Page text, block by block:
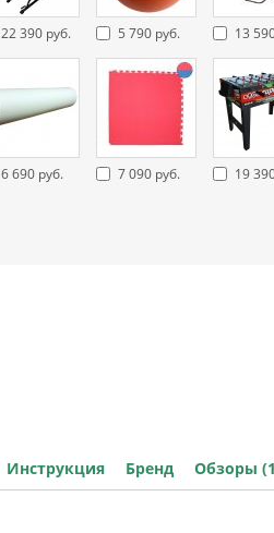
22 390 руб. 5 790 руб. 13
6 690 руб. 7 090 руб. 19
Инструкция Бренд Обзоры